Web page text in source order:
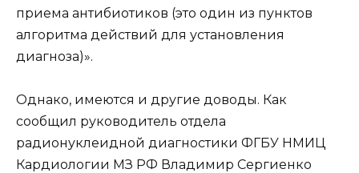
приема антибиотиков (это один из пунктов
алгоритма действий для установления
диагноза)».
Однако, имеются и другие доводы. Как
сообщил руководитель отдела
радионуклеидной диагностики ФГБУ НМИЦ
Кардиологии МЗ РФ Владимир Сергиенко